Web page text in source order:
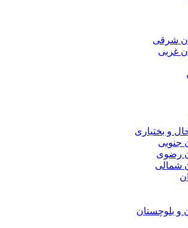
شرقی
غربی
و بختیاری
جنوبی
رضوی
شمالی
و بلوچستان